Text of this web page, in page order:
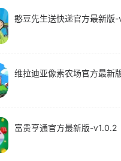
憨豆先生送快递官方最新版-
维拉迪亚像素农场官方最新
富贵亨通官方最新版-v1.0.2